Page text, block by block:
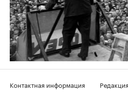
Контактная информация
Редакция